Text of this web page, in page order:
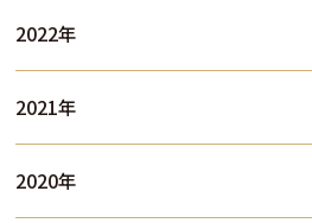
2022年
2021年
2020年